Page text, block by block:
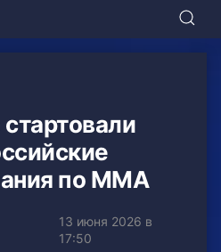
по ММА
13 июня 2026 в
17:50